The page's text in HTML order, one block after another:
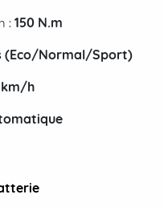
: 150 N.m
(Eco/Normal/Sport)
h